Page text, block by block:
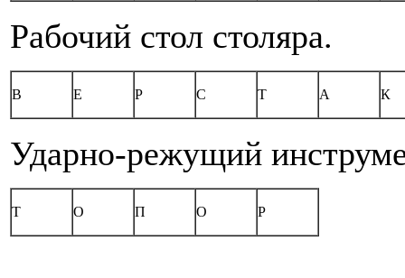
Рабочий стол столяра.
В Е Р С Т А К
Ударно-режущий
Т О П О Р